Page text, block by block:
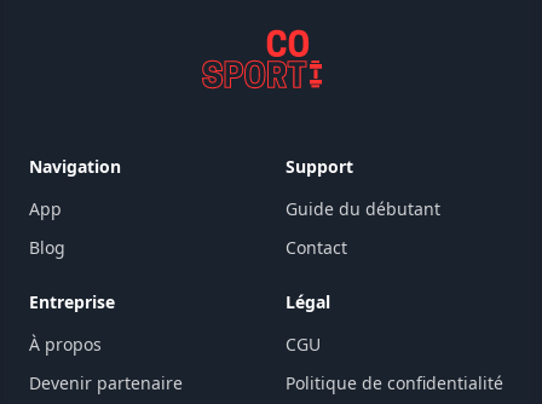
Navigation
App
Blog
Support
Guide du débutant
Contact
Entreprise
À propos
Devenir partenaire
Légal
CGU
Politique de confidentialité